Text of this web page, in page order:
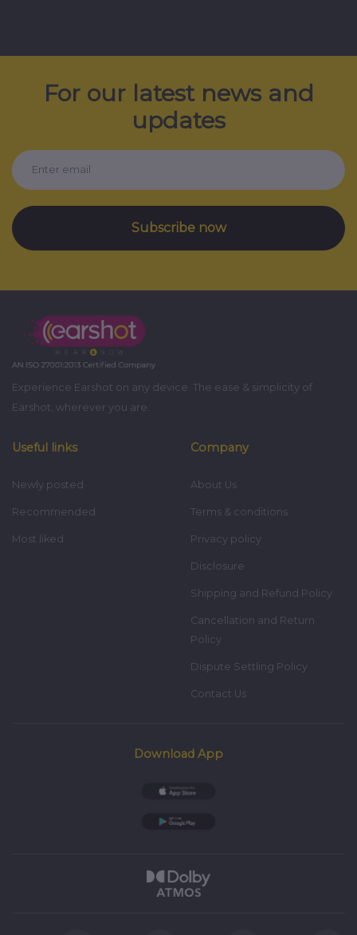
For our latest news and
updates
Subscribe now
Experience Earshot on any device. The ease & simplicity of
Earshot, wherever you are.
Useful links
Newly posted
Recommended
Most liked
Company
About Us
Terms & conditions
Privacy policy
Disclosure
Shipping and Refund Policy
Cancellation and Return
Policy
Dispute Settling Policy
Contact Us
Download App